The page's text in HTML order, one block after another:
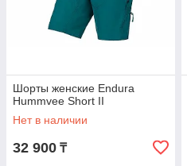
Шорты женские Endura
Hummvee Short II
Нет в наличии
32 900 ₸